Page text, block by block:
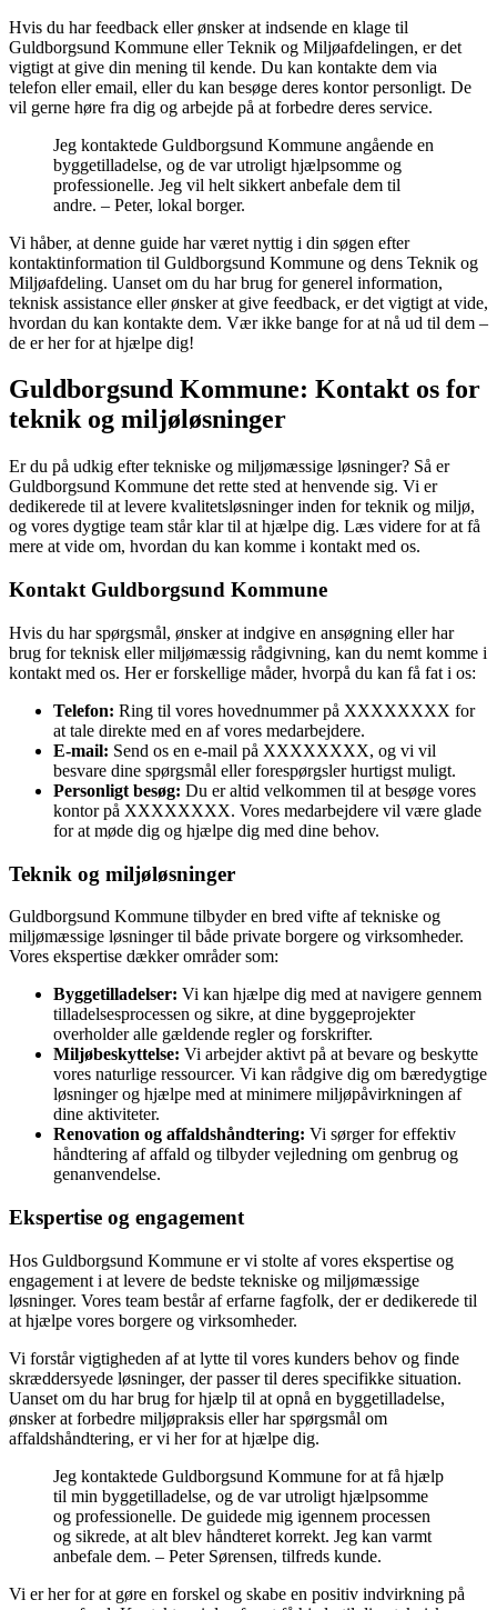
Hvis du har feedback eller ønsker at indsende en klage til
Guldborgsund Kommune eller Teknik og Miljøafdelingen, er det
vigtigt at give din mening til kende. Du kan kontakte dem via
telefon eller email, eller du kan besøge deres kontor personligt. De
vil gerne høre fra dig og arbejde på at forbedre deres service.
Jeg kontaktede Guldborgsund Kommune angående en
byggetilladelse, og de var utroligt hjælpsomme og
professionelle. Jeg vil helt sikkert anbefale dem til
andre. – Peter, lokal borger.
Vi håber, at denne guide har været nyttig i din søgen efter
kontaktinformation til Guldborgsund Kommune og dens Teknik og
Miljøafdeling. Uanset om du har brug for generel information,
teknisk assistance eller ønsker at give feedback, er det vigtigt at vide,
hvordan du kan kontakte dem. Vær ikke bange for at nå ud til dem –
de er her for at hjælpe dig!
Guldborgsund Kommune: Kontakt os for
teknik og miljøløsninger
Er du på udkig efter tekniske og miljømæssige løsninger? Så er
Guldborgsund Kommune det rette sted at henvende sig. Vi er
dedikerede til at levere kvalitetsløsninger inden for teknik og miljø,
og vores dygtige team står klar til at hjælpe dig. Læs videre for at få
mere at vide om, hvordan du kan komme i kontakt med os.
Kontakt Guldborgsund Kommune
Hvis du har spørgsmål, ønsker at indgive en ansøgning eller har
brug for teknisk eller miljømæssig rådgivning, kan du nemt komme i
kontakt med os. Her er forskellige måder, hvorpå du kan få fat i os:
Telefon: Ring til vores hovednummer på XXXXXXXX for
at tale direkte med en af vores medarbejdere.
E-mail: Send os en e-mail på XXXXXXXX, og vi vil
besvare dine spørgsmål eller forespørgsler hurtigst muligt.
Personligt besøg: Du er altid velkommen til at besøge vores
kontor på XXXXXXXX. Vores medarbejdere vil være glade
for at møde dig og hjælpe dig med dine behov.
Teknik og miljøløsninger
Guldborgsund Kommune tilbyder en bred vifte af tekniske og
miljømæssige løsninger til både private borgere og virksomheder.
Vores ekspertise dækker områder som:
Byggetilladelser: Vi kan hjælpe dig med at navigere gennem
tilladelsesprocessen og sikre, at dine byggeprojekter
overholder alle gældende regler og forskrifter.
Miljøbeskyttelse: Vi arbejder aktivt på at bevare og beskytte
vores naturlige ressourcer. Vi kan rådgive dig om bæredygtige
løsninger og hjælpe med at minimere miljøpåvirkningen af
dine aktiviteter.
Renovation og affaldshåndtering: Vi sørger for effektiv
håndtering af affald og tilbyder vejledning om genbrug og
genanvendelse.
Ekspertise og engagement
Hos Guldborgsund Kommune er vi stolte af vores ekspertise og
engagement i at levere de bedste tekniske og miljømæssige
løsninger. Vores team består af erfarne fagfolk, der er dedikerede til
at hjælpe vores borgere og virksomheder.
Vi forstår vigtigheden af at lytte til vores kunders behov og finde
skræddersyede løsninger, der passer til deres specifikke situation.
Uanset om du har brug for hjælp til at opnå en byggetilladelse,
ønsker at forbedre miljøpraksis eller har spørgsmål om
affaldshåndtering, er vi her for at hjælpe dig.
Jeg kontaktede Guldborgsund Kommune for at få hjælp
til min byggetilladelse, og de var utroligt hjælpsomme
og professionelle. De guidede mig igennem processen
og sikrede, at alt blev håndteret korrekt. Jeg kan varmt
anbefale dem. – Peter Sørensen, tilfreds kunde.
Vi er her for at gøre en forskel og skabe en positiv indvirkning på